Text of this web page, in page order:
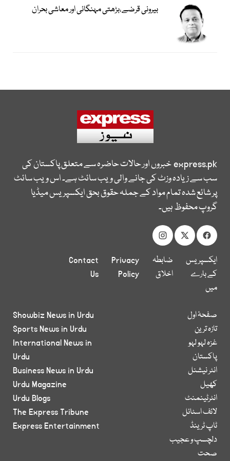
بیرونی قرضے،بڑھتی مہنگائی اور معاشی بحران
express.pkخبروں اور حالات حاضرہ سے متعلق پاکستان کی
سب سے زیادہ وزٹ کی جانے والی ویب سائٹ ہے۔ اس ویب سائٹ
پر شائع شدہ تمام مواد کے جملہ حقوق بحق ایکسپریس میڈیا
گروپ محفوظ ہیں۔
ایکسپریس
کے بارے
میں
ضابطہ
اخلاق
Privacy
Policy
Contact
Us
صفحۂ اول
تازہ ترین
غزہ لہو لہو
پاکستان
انٹر نیشنل
کھیل
انٹرٹینمنٹ
لائف اسٹائل
ٹاپ ٹرینڈ
دلچسپ و عجیب
صحت
Showbiz News in Urdu
Sports News in Urdu
International News in
Urdu
Business News in Urdu
Urdu Magazine
Urdu Blogs
The Express Tribune
Express Entertainment